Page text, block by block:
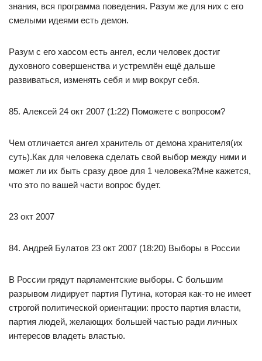
знания, вся программа поведения. Разум же для них с его
смелыми идеями есть демон.
Разум с его хаосом есть ангел, если человек достиг
духовного совершенства и устремлён ещё дальше
развиваться, изменять себя и мир вокруг себя.
85. Алексей 24 окт 2007 (1:22) Поможете с вопросом?
Чем отличается ангел хранитель от демона хранителя(их
суть).Как для человека сделать свой выбор между ними и
может ли их быть сразу двое для 1 человека?Мне кажется,
что это по вашей части вопрос будет.
23 окт 2007
84. Андрей Булатов 23 окт 2007 (18:20) Выборы в России
В России грядут парламентские выборы. С большим
разрывом лидирует партия Путина, которая как-то не имеет
строгой политической ориентации: просто партия власти,
партия людей, желающих большей частью ради личных
интересов владеть властью.